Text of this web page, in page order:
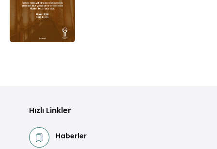
Hızlı Linkler
Haberler